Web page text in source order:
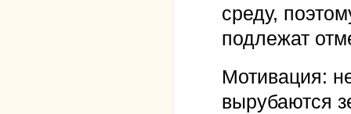
среду,
подлежат
Мотивация:
вырубаются